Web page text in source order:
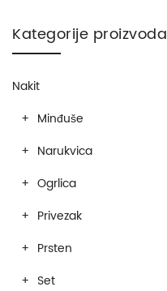
Kategorije proizvoda
Nakit
Minđuše
Narukvica
Ogrlica
Privezak
Prsten
Set